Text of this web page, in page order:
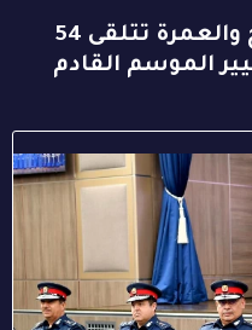
اللجنة العليا لشؤون الحج والعمرة تتلقى 54
الموسم القادم